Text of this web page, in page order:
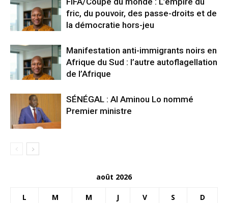
fric, du pouvoir, des passe-droits et de
la démocratie hors-jeu
Manifestation anti-immigrants noirs en
Afrique du Sud : l’autre autoflagellation
de l’Afrique
SÉNÉGAL : Al Aminou Lo nommé
Premier ministre
août 2026
L M M J V S D